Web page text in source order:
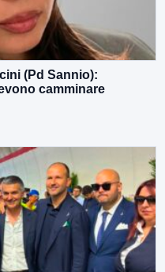
(Pd Sannio):
camminare